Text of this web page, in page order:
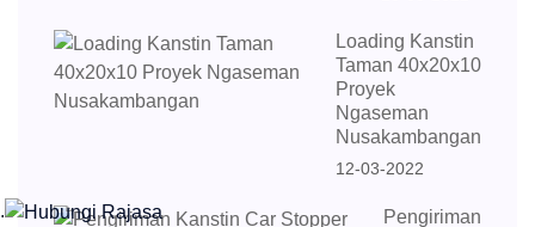
Loading Kanstin
Taman 40x20x10
Proyek
Ngaseman
Nusakambangan
12-03-2022
Pengiriman
.